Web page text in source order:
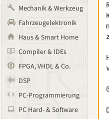
Mechanik & Werkzeug
Fahrzeugelektronik
Haus & Smart Home
Compiler & IDEs
FPGA, VHDL & Co.
DSP
PC-Programmierung
PC Hard- & Software